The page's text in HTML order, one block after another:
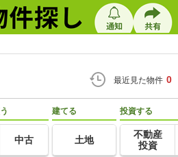
最近見た物件 0
中古
建てる
土地
投資する
不動産
投資